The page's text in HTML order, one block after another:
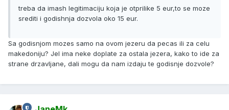
treba da imash legitimaciju koja je otprilike 5 eur,to se moze
srediti i godishnja dozvola oko 15 eur.
Sa godisnjom mozes samo na ovom jezeru da pecas ili za celu
makedoniju? Jel ima neke doplate za ostala jezera, kako to ide za
strane drzavljane, dali mogu da nam izdaju te godisnje dozvole?